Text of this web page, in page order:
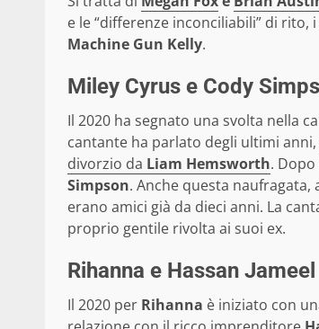
e le “differenze inconciliabili” di
Machine Gun Kelly.
Miley Cyrus e Cody
Il 2020 ha segnato una svolta nella
cantante ha parlato degli ultimi anni,
divorzio da Liam Hemsworth.
Simpson. Anche questa
erano amici già da dieci anni. La
proprio gentile rivolta ai suoi ex.
Rihanna e Hassan Jameel
Il 2020 per Rihanna è iniziato con